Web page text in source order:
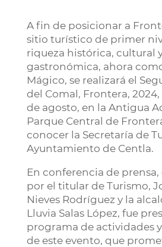
A fin de posicionar a
sitio turístico de primer
riqueza histórica, cultural
gastronómica, ahora
Mágico, se realizará el
del Comal, Frontera, 2024,
de agosto, en la Antigua
Parque Central de
conocer la Secretaría de
Ayuntamiento de Centla.
En conferencia de
por el titular de Turismo,
Nieves Rodríguez y la
Lluvia Salas López, fue
programa de actividades
de este evento, que